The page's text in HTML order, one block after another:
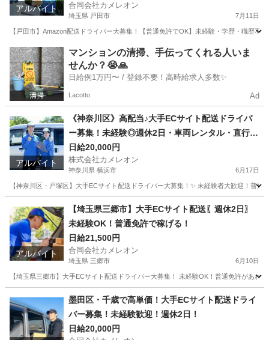
アルバイト 合同会社カメレオン
埼玉県 戸田市 7月11日
【戸田市】Amazon配送ドライバー大募集！【普通免許でOK】未経験・学歴・職歴
埼玉 戸田市 ドライバー 積み込み
マンションの清掃、手伝ってくれる人いま
せんか？😭🙏
日給例1万円〜 / 登録不要！高時給求人多数✨
Lacotto Ad
アルバイト
《神奈川区》高配当♪大手ECサイト配送ドライバ
ー募集！未経験◎週休2日・車両レンタル・直行直
帰OK
日給20,000円
株式会社カメレオン
神奈川県 横浜市 6月17日
【神奈川区・戸塚区】大手ECサイト配送ドライバー大募集！✨ 未経験者大歓迎！普
ドライバー 荷物
アルバイト
【埼玉県三郷市】大手ECサイト配送〖週休2日〗
未経験OK！普通免許で稼げる！
日給21,500円
合同会社カメレオン
埼玉県 三郷市 6月10日
【埼玉県三郷市】大手ECサイト配送ドライバー大募集！ 未経験OK！普通免許があ
ドライバー 積み込み
墨田区・千歳で高単価！大手ECサイト配送ドライ
バー募集！未経験歓迎！週休2日！
日給20,000円